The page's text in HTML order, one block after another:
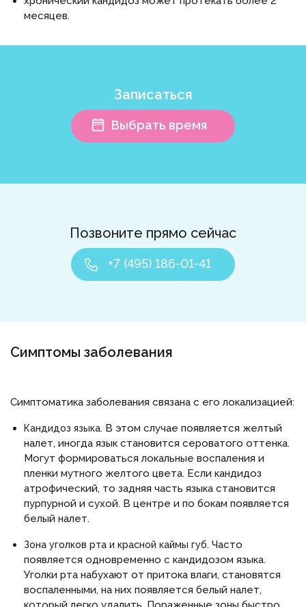
месяцев.
Позвоните прямо сейчас
+7 (495) 186-01-41
Записаться
Выбрать время
Симптомы заболевания
Симптоматика заболевания связана с его локализацией:
Кандидоз языка. В этом случае появляется желтый
налет, иногда язык становится сероватого оттенка.
Могут формироваться локальные воспаления и
пленки мутного желтого цвета. Если кандидоз
атрофический, то задняя часть языка становится
пурпурной и сухой. В центре и по бокам появляется
белый налет.
Зона уголков рта и красной каймы губ. Часто
появляется одновременно с кандидозом языка.
Уголки рта набухают от притока влаги, становятся
воспаленными, на них появляется белый налет,